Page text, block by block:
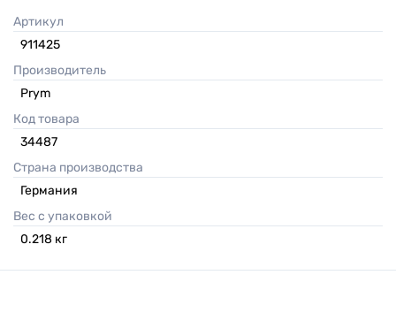
Артикул
911425
Производитель
Prym
Код товара
34487
Страна производства
Германия
Вес с упаковкой
0.218 кг